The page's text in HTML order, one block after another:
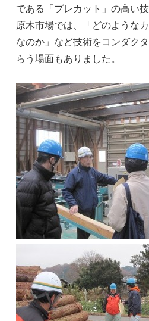
である「プレカット」の高い
原木市場では、「どのような
なのか」など技術をコンダク
らう場面もありました。